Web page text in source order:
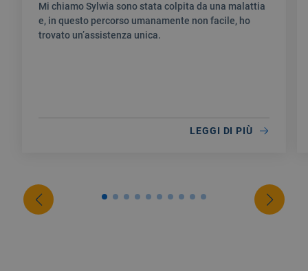
Mi chiamo Sylwia sono stata colpita da una malattia
e, in questo percorso umanamente non facile, ho
trovato un’assistenza unica.
LEGGI DI PIÙ